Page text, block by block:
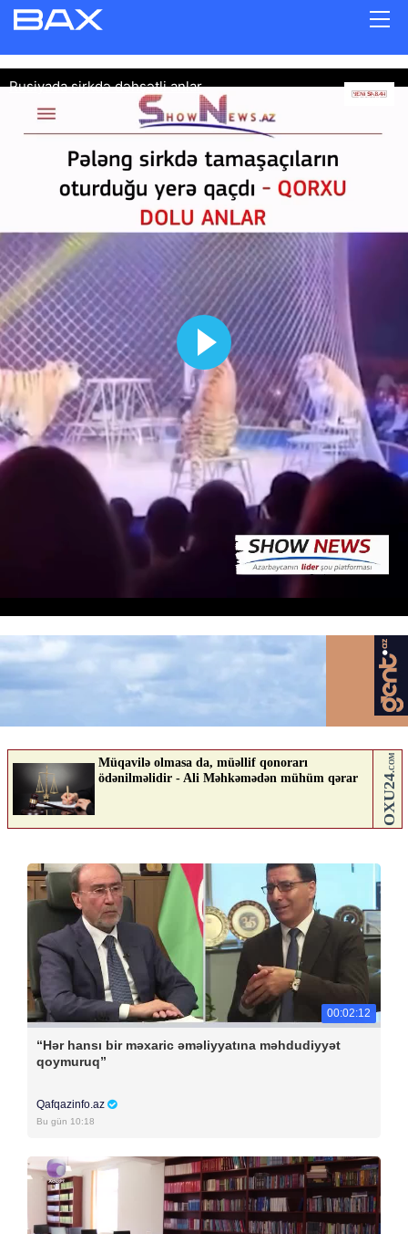
Rusiyada sirkdə dəhşətli anlar
ABUNƏ OL
00:02:12
“Hər hansı bir məxaric əməliyyatına məhdudiyyət
qoymuruq”
Qafqazinfo.az
Bu gün 10:18